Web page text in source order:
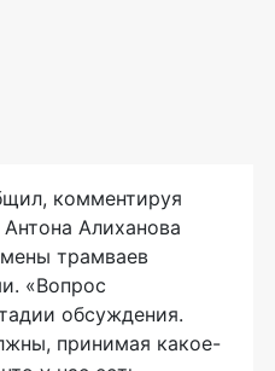
комментируя
Антона Алиханова
трамваев
«Вопрос
обсуждения.
принимая какое-